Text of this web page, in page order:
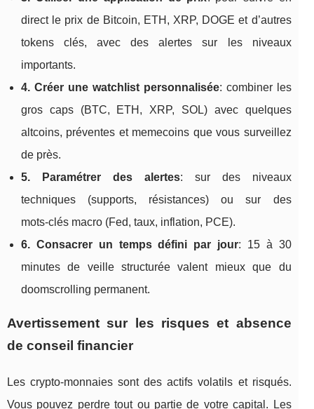
direct le prix de Bitcoin, ETH, XRP, DOGE et d’autres
tokens clés, avec des alertes sur les niveaux
importants.
4. Créer une watchlist personnalisée: combiner les
gros caps (BTC, ETH, XRP, SOL) avec quelques
altcoins, préventes et memecoins que vous surveillez
de près.
5. Paramétrer des alertes: sur des niveaux
techniques (supports, résistances) ou sur des
mots‑clés macro (Fed, taux, inflation, PCE).
6. Consacrer un temps défini par jour: 15 à 30
minutes de veille structurée valent mieux que du
doomscrolling permanent.
Avertissement sur les risques et absence
de conseil financier
Les crypto‑monnaies sont des actifs volatils et risqués.
Vous pouvez perdre tout ou partie de votre capital. Les